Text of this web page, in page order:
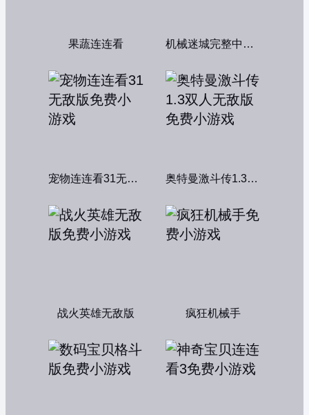
果蔬连连看 机械迷城完整中文版
宠物连连看31无敌版 奥特曼激斗传1.3双人无敌版
战火英雄无敌版 疯狂机械手